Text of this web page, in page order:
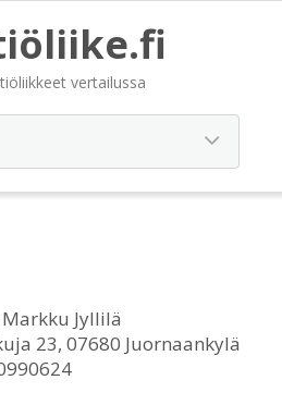
vertailussa
Markku Jyllilä
23, 07680 Juornaankylä